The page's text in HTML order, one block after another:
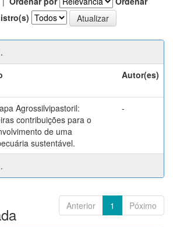
Autor(es)
Agrossilvipastoril:
contribuições para o
de uma
sustentável.
-
Anterior 1 Póximo